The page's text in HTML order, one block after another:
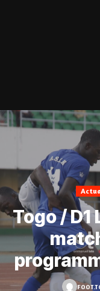
Togo / D1